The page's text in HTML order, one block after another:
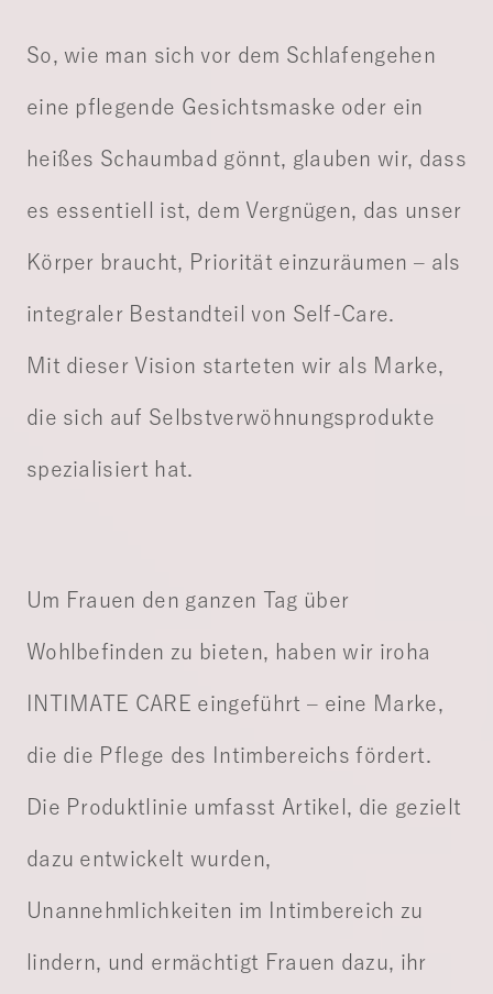
So, wie man sich vor dem Schlafengehen
eine pflegende Gesichtsmaske oder ein
heißes Schaumbad gönnt, glauben wir, dass
es essentiell ist, dem Vergnügen, das unser
Körper braucht, Priorität einzuräumen – als
integraler Bestandteil von Self-Care.
Mit dieser Vision starteten wir als Marke,
die sich auf Selbstverwöhnungsprodukte
spezialisiert hat.
Um Frauen den ganzen Tag über
Wohlbefinden zu bieten, haben wir iroha
INTIMATE CARE eingeführt – eine Marke,
die die Pflege des Intimbereichs fördert.
Die Produktlinie umfasst Artikel, die gezielt
dazu entwickelt wurden,
Unannehmlichkeiten im Intimbereich zu
lindern, und ermächtigt Frauen dazu, ihr